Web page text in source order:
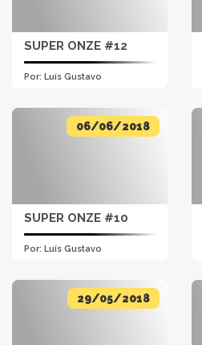
SUPER ONZE #12
Por: Luís Gustavo
06/06/2018
SUPER ONZE #10
Por: Luís Gustavo
29/05/2018